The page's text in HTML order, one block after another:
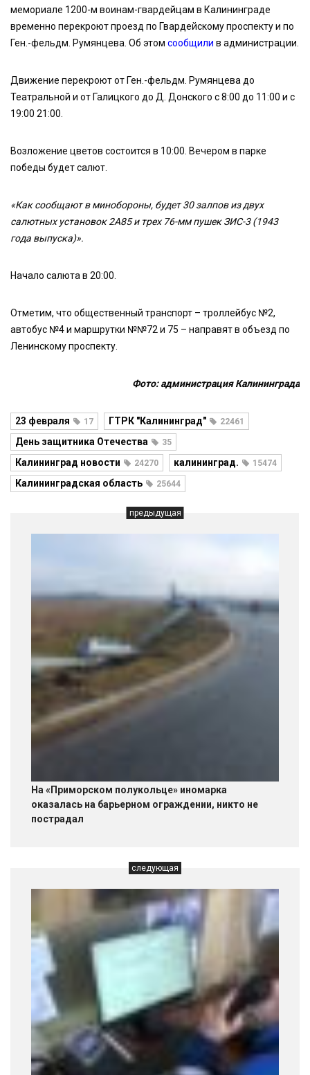
мемориале 1200-м воинам-гвардейцам в Калининграде
временно перекроют проезд по Гвардейскому проспекту и по
Ген.-фельдм. Румянцева. Об этом сообщили в администрации.
Движение перекроют от Ген.-фельдм. Румянцева до
Театральной и от Галицкого до Д. Донского с 8:00 до 11:00 и с
19:00 21:00.
Возложение цветов состоится в 10:00. Вечером в парке
победы будет салют.
«Как сообщают в минобороны, будет 30 залпов из двух
салютных установок 2А85 и трех 76-мм пушек ЗИС-3 (1943
года выпуска)».
Начало салюта в 20:00.
Отметим, что общественный транспорт – троллейбус №2,
автобус №4 и маршрутки №№72 и 75 – направят в объезд по
Ленинскому проспекту.
Фото: администрация Калининграда
23 февраля 17 ГТРК "Калининград" 22461
День защитника Отечества 35
Калининград новости 24270 калининград. 15474
Калининградская область 25644
предыдущая
На «Приморском полукольце» иномарка
оказалась на барьерном ограждении, никто не
пострадал
следующая